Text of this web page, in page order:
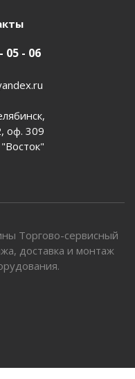
05 - 06
оф. 309
Торгово-сервисный
доставка и монтаж